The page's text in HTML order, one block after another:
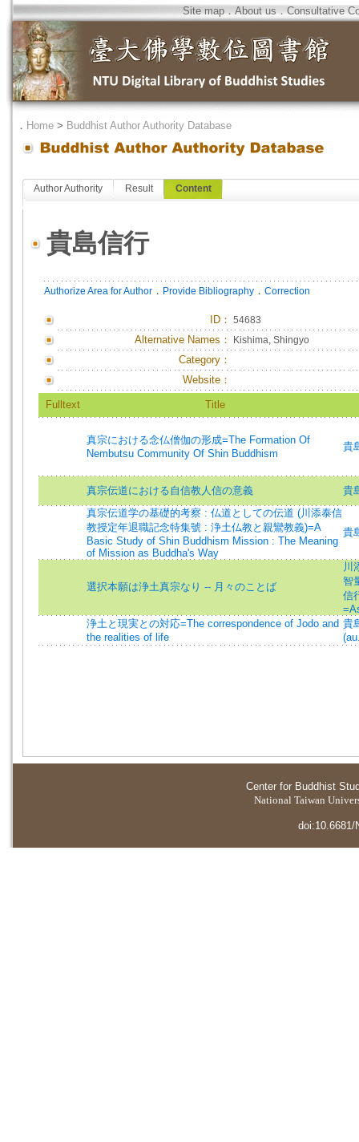
Site map．About us．Consultative
． Home > Buddhist Author Authority Database
Author Authority Result Content
貴島信行
Authorize Area for Author ． Provide Bibliography ． Correction
ID ： 54683
Alternative Names： Kishima, Shingyo
Category：
Website：
Fulltext Title
真宗における念仏僧伽の形成=The Formation Of
Nembutsu Community Of Shin Buddhism
貴
真宗伝道における自信教人信の意義
貴
真宗伝道学の基礎的考察 : 仏道としての伝道 (川添泰信
教授定年退職記念特集號 : 浄土仏教と親鸞教義)=A
Basic Study of Shin Buddhism Mission : The Meaning
of Mission as Buddha's Way
貴
選択本願は浄土真宗なり -- 月々のことば
川
智
信
浄土と現実との対応=The correspondence of Jodo and
the realities of life
貴
Center for Buddhist
National Taiwan
doi:10.6681/